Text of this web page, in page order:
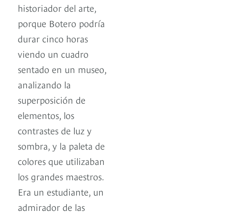
historiador del arte,
porque Botero podría
durar cinco horas
viendo un cuadro
sentado en un museo,
analizando la
superposición de
elementos, los
contrastes de luz y
sombra, y la paleta de
colores que utilizaban
los grandes maestros.
Era un estudiante, un
admirador de las